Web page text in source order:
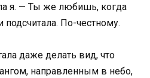
я. — Ты же любишь, когда
подсчитала. По-честному.
даже делать вид, что
направленным в небо,